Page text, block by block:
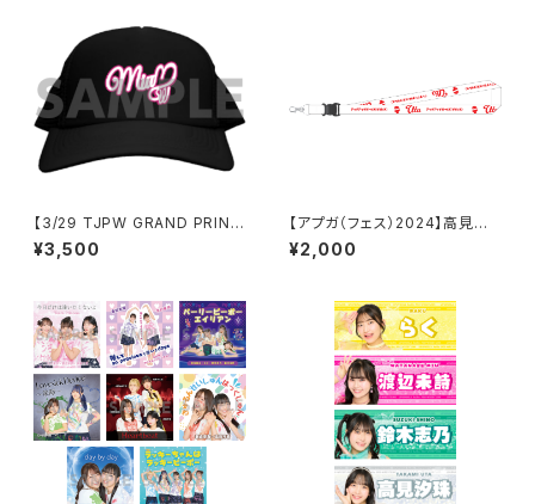
【3/29 TJPW GRAND PRINC
ESS '26】 未詩ロゴチャップ
¥3,500
【アプガ（フェス）2024】高見汐
珠ネームネックストラップ
¥2,000